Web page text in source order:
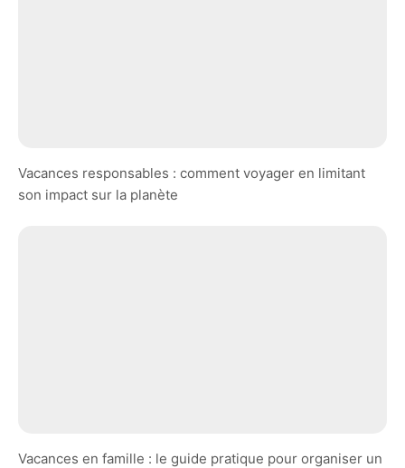
Vacances responsables : comment voyager en limitant
son impact sur la planète
Vacances en famille : le guide pratique pour organiser un